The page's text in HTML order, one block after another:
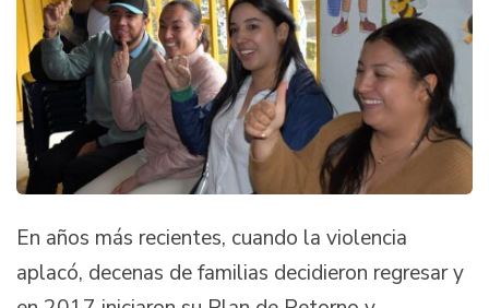
En años más recientes, cuando la violencia
aplacó, decenas de familias decidieron regresar y